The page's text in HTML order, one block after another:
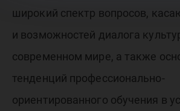
широкий спектр вопросов,
и возможностей диалога
современном мире, а также
тенденций профессионально-
ориентированного обучения в